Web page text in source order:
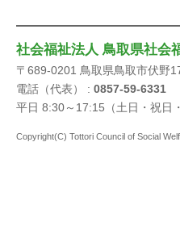
社会福祉法人 鳥取県社会
〒689-0201 鳥取県鳥取市伏野
電話（代表） : 0857-59-6331
平日 8:30～17:15（土日・祝日
Copyright(C) Tottori Council of Social